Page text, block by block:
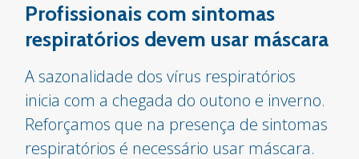
Profissionais com sintomas
respiratórios devem usar máscara
A sazonalidade dos vírus respiratórios
inicia com a chegada do outono e inverno.
Reforçamos que na presença de sintomas
respiratórios é necessário usar máscara.